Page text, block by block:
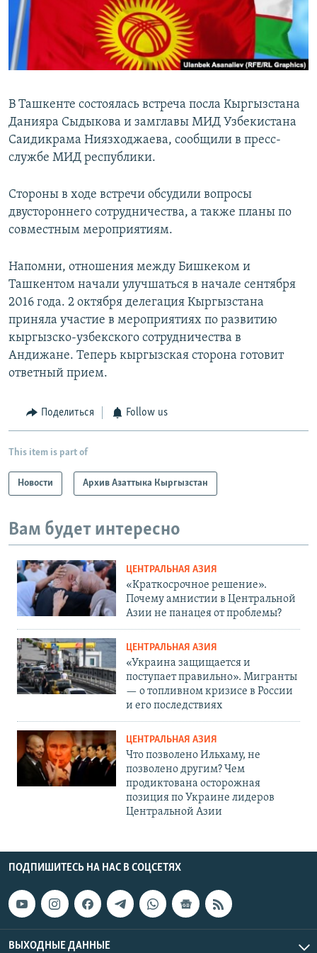
В Ташкенте состоялась встреча посла Кыргызстана
Данияра Сыдыкова и замглавы МИД Узбекистана
Саидикрама Ниязходжаева, сообщили в пресс-
службе МИД республики.
Стороны в ходе встречи обсудили вопросы
двустороннего сотрудничества, а также планы по
совместным мероприятиям.
Напомни, отношения между Бишкеком и
Ташкентом начали улучшаться в начале сентября
2016 года. 2 октября делегация Кыргызстана
приняла участие в мероприятиях по развитию
кыргызско-узбекского сотрудничества в
Андижане. Теперь кыргызская сторона готовит
ответный прием.
Поделиться Follow us
This item is part of
Новости Архив Азаттыка Кыргызстан
Вам будет интересно
ЦЕНТРАЛЬНАЯ АЗИЯ
«Краткосрочное решение».
Почему амнистии в Центральной
Азии не панацея от проблемы?
ЦЕНТРАЛЬНАЯ АЗИЯ
«Украина защищается и
поступает правильно». Мигранты
— о топливном кризисе в России
и его последствиях
ЦЕНТРАЛЬНАЯ АЗИЯ
Что позволено Ильхаму, не
позволено другим? Чем
продиктована осторожная
позиция по Украине лидеров
Центральной Азии
ПОДПИШИТЕСЬ НА НАС В СОЦСЕТЯХ
ВЫХОДНЫЕ ДАННЫЕ